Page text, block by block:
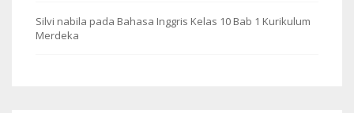
Silvi nabila pada Bahasa Inggris Kelas 10 Bab 1 Kurikulum
Merdeka